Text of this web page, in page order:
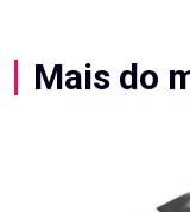
Mais do